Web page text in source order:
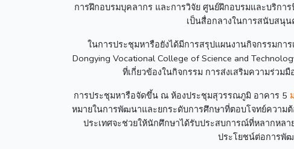
การฝึกอบรมบุคลากร และการวิจัย ศูนย์ฝึกอบรมและบริกา
เป็นสื่อกลางในการสนับสนุ
ในการประชุมหารือยังได้มีการสรุปแผนงานกิจกรรมกา
Dongying Vocational College of Science and
ที่เกี่ยวข้องในกิจกรรม การส่งเสริมความร่วม
การประชุมหารือจัดขึ้น ณ ห้องประชุมสุวรรณภูมิ อาคาร 5
หมายในการพัฒนาและยกระดับการศึกษาที่ตอบโจทย์ความ
ประเทศจะช่วยให้นักศึกษาได้รับประสบการณ์ที่หลากหล
ประโยชน์ต่อการพั